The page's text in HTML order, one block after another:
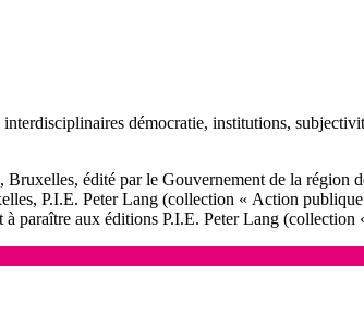
démocratie, institutions,
Bruxelles, édité par le Gouvernement de la région
P.I.E. Peter Lang (collection « Action
à paraître aux éditions P.I.E. Peter Lang